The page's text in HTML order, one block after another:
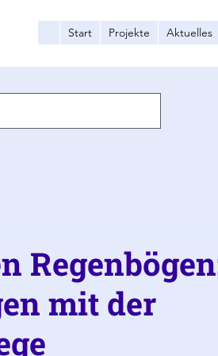
Start Projekte Aktuelles
mit der